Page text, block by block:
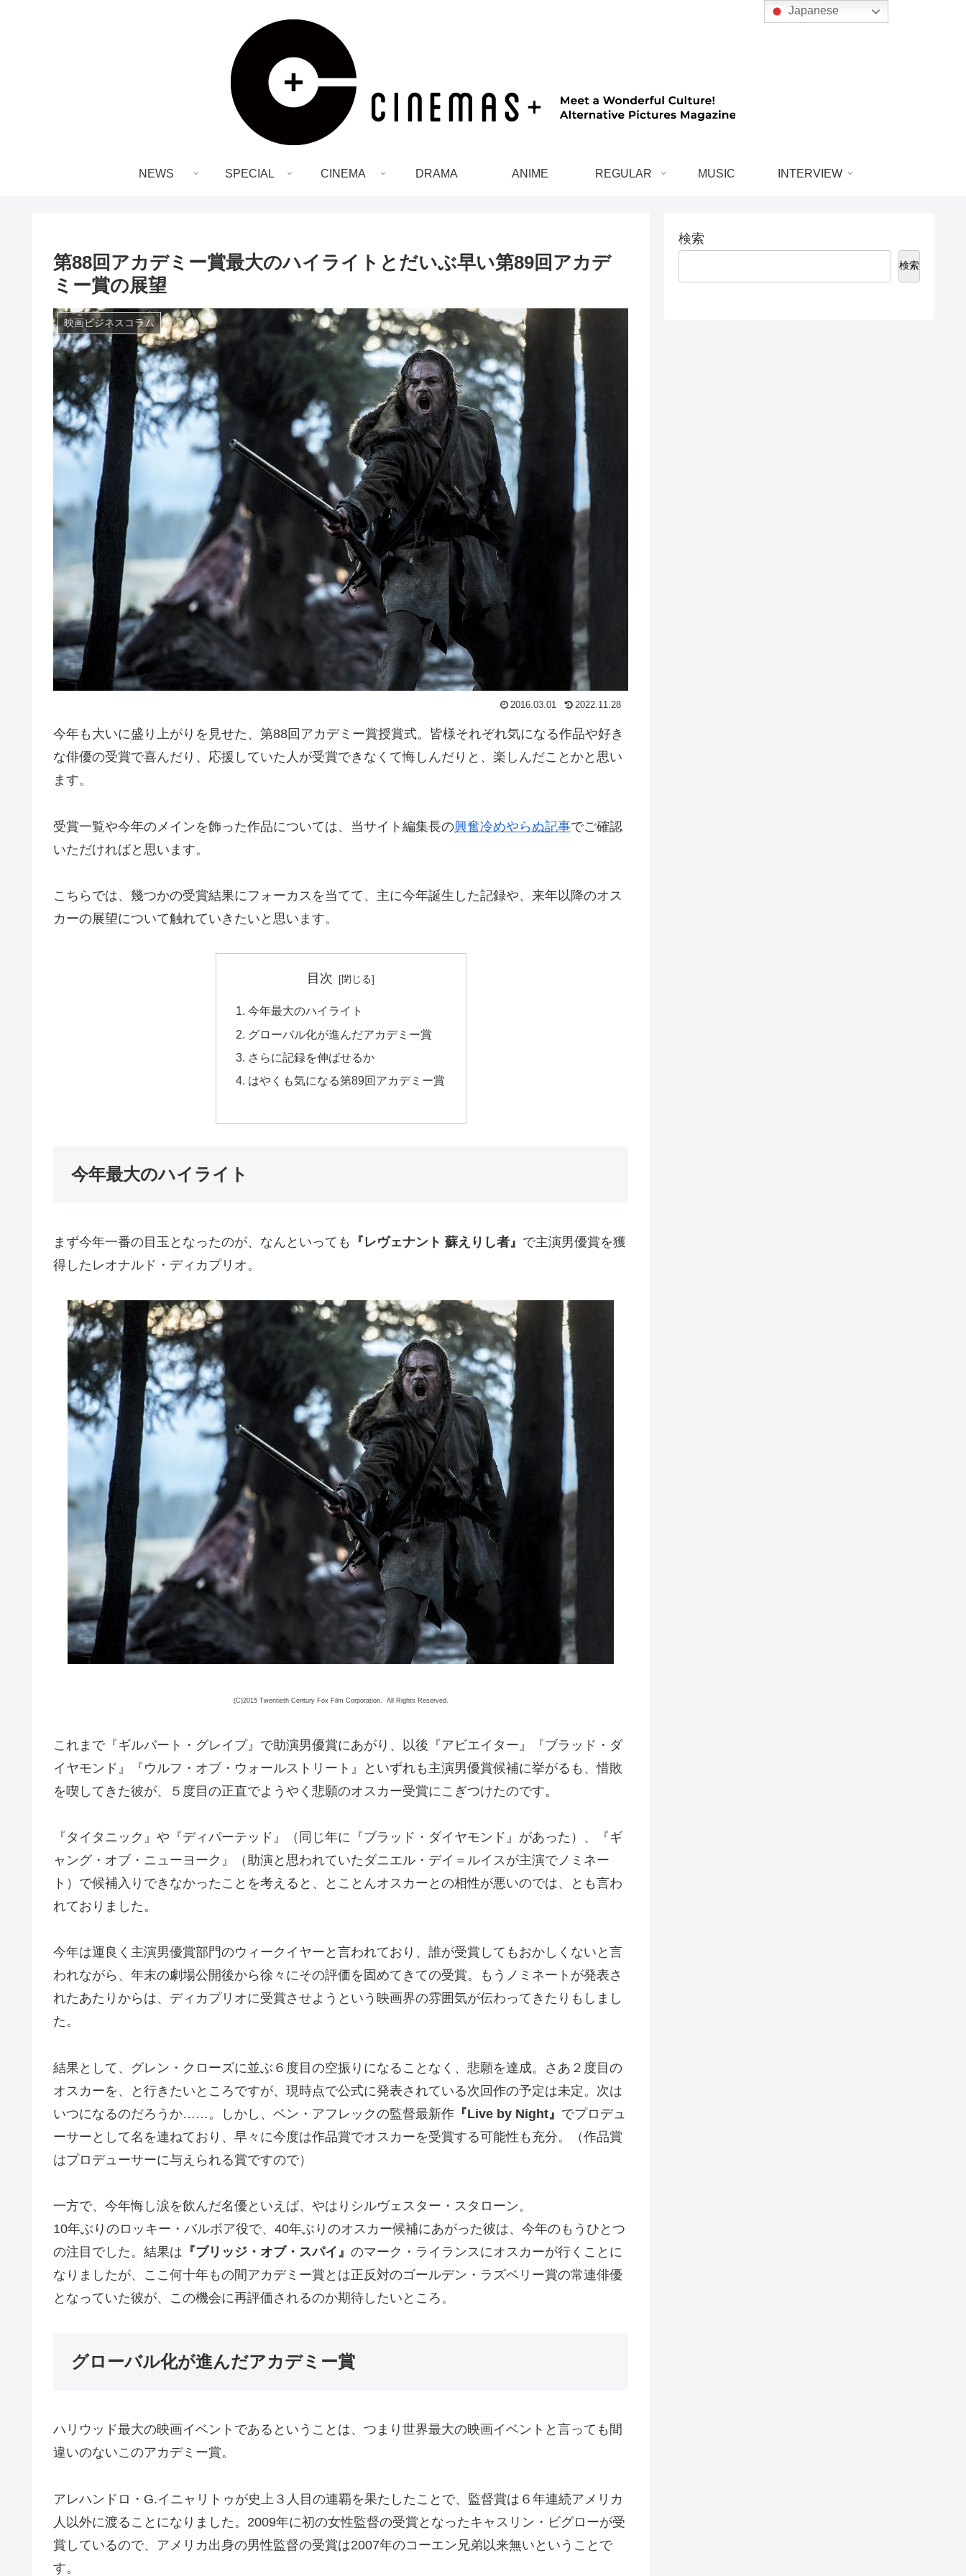
NEWS SPECIAL CINEMA DRAMA ANIME REGULAR MUSIC INTERVIEW
第88回アカデミー賞最大のハイライトとだいぶ早い第89回アカデ
ミー賞の展望
映画ビジネスコラム
2016.03.01 2022.11.28
今年も大いに盛り上がりを見せた、第88回アカデミー賞授賞式。皆様それぞれ気になる作品や好き
な俳優の受賞で喜んだり、応援していた人が受賞できなくて悔しんだりと、楽しんだことかと思い
ます。
受賞一覧や今年のメインを飾った作品については、当サイト編集長の興奮冷めやらぬ記事でご確認
いただければと思います。
こちらでは、幾つかの受賞結果にフォーカスを当てて、主に今年誕生した記録や、来年以降のオス
カーの展望について触れていきたいと思います。
目次
今年最大のハイライト
グローバル化が進んだアカデミー賞
さらに記録を伸ばせるか
はやくも気になる第89回アカデミー賞
今年最大のハイライト
まず今年一番の目玉となったのが、なんといっても 『レヴェナント 蘇えりし者』 で主演男優賞を獲
得したレオナルド・ディカプリオ。
(C)2015 Twentieth Century Fox Film Corporation. All Rights Reserved.
これまで『ギルバート・グレイプ』で助演男優賞にあがり、以後『アビエイター』『ブラッド・ダ
イヤモンド』『ウルフ・オブ・ウォールストリート』といずれも主演男優賞候補に挙がるも、惜敗
を喫してきた彼が、５度目の正直でようやく悲願のオスカー受賞にこぎつけたのです。
『タイタニック』や『ディパーテッド』（同じ年に『ブラッド・ダイヤモンド』があった）、『ギ
ャング・オブ・ニューヨーク』（助演と思われていたダニエル・デイ＝ルイスが主演でノミネー
ト）で候補入りできなかったことを考えると、とことんオスカーとの相性が悪いのでは、とも言わ
れておりました。
今年は運良く主演男優賞部門のウィークイヤーと言われており、誰が受賞してもおかしくないと言
われながら、年末の劇場公開後から徐々にその評価を固めてきての受賞。もうノミネートが発表さ
れたあたりからは、ディカプリオに受賞させようという映画界の雰囲気が伝わってきたりもしまし
た。
結果として、グレン・クローズに並ぶ６度目の空振りになることなく、悲願を達成。さあ２度目の
オスカーを、と行きたいところですが、現時点で公式に発表されている次回作の予定は未定。次は
いつになるのだろうか……。しかし、ベン・アフレックの監督最新作 『Live by Night』 でプロデュ
ーサーとして名を連ねており、早々に今度は作品賞でオスカーを受賞する可能性も充分。（作品賞
はプロデューサーに与えられる賞ですので）
一方で、今年悔し涙を飲んだ名優といえば、やはりシルヴェスター・スタローン。
10年ぶりのロッキー・バルボア役で、40年ぶりのオスカー候補にあがった彼は、今年のもうひとつ
の注目でした。結果は 『ブリッジ・オブ・スパイ』 のマーク・ライランスにオスカーが行くことに
なりましたが、ここ何十年もの間アカデミー賞とは正反対のゴールデン・ラズベリー賞の常連俳優
となっていた彼が、この機会に再評価されるのか期待したいところ。
グローバル化が進んだアカデミー賞
ハリウッド最大の映画イベントであるということは、つまり世界最大の映画イベントと言っても間
違いのないこのアカデミー賞。
アレハンドロ・G.イニャリトゥが史上３人目の連覇を果たしたことで、監督賞は６年連続アメリカ
人以外に渡ることになりました。2009年に初の女性監督の受賞となったキャスリン・ビグローが受
賞しているので、アメリカ出身の男性監督の受賞は2007年のコーエン兄弟以来無いということで
す。
検索
検索
Japanese